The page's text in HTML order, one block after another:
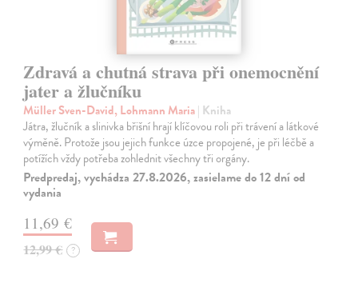
Zdravá a chutná strava při onemocnění
jater a žlučníku
Müller Sven-David, Lohmann Maria| Kniha
Játra, žlučník a slinivka břišní hrají klíčovou roli při trávení a látkové
výměně. Protože jsou jejich funkce úzce propojené, je při léčbě a
potížích vždy potřeba zohlednit všechny tři orgány.
Predpredaj, vychádza 27.8.2026, zasielame do 12 dní od
vydania
11,69 €
12,99 € ?